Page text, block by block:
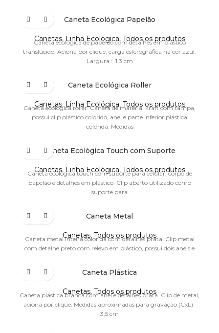
Caneta Ecológica Papelão
Canetas, Linha Ecológica, Todos os produtos
Caneta ecológica de papelão com detalhes em plástico
translúcido. Aciona por clique, carga esferográfica na cor azul.
Largura : 1,3 cm
Caneta Ecológica Roller
Canetas, Linha Ecológica, Todos os produtos
Caneta ecológica roller. Caneta de material kraft com tampa,
possui clip plástico colorido, anel e parte inferior plástica
colorida. Medidas
Caneta Ecológica Touch com Suporte
Canetas, Linha Ecológica, Todos os produtos
Caneta ecológica touch com suporte para celular, corpo de
papelão e detalhes em plástico. Clip aberto utilizado como
suporte para
Caneta Metal
Canetas, Todos os produtos
Caneta metal inteira colorida com detalhes prata. Clip metal
com detalhe preto com relevo em plástico, possui dois anéis e
Caneta Plástica
Canetas, Todos os produtos
Caneta plástica branca com anel e detalhes prata. Clip de metal,
aciona por clique. Medidas aproximadas para gravação (CxL):
3,5 cm